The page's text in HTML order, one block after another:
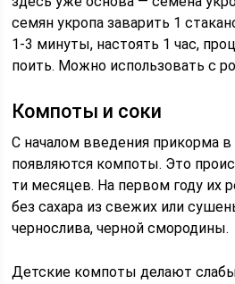
семян укропа заварить 1
1-3 минуты, настоять 1 час,
поить. Можно использовать с
Компоты и соки
С началом введения прикорма
появляются компоты. Это
ти месяцев. На первом году их
без сахара из свежих или
чернослива, черной смородины.
Детские компоты делают